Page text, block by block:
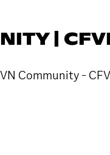
|
Community -